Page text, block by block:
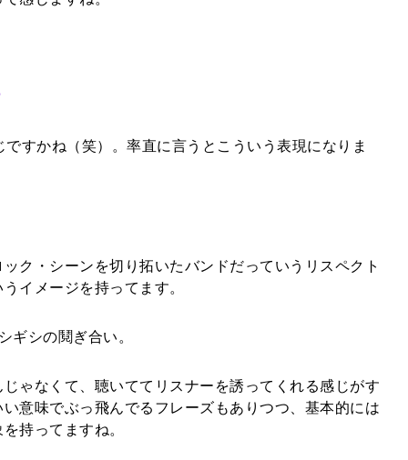
すかね（笑）。率直に言うとこういう表現になりま
ク・シーンを切り拓いたバンドだっていうリスペクト
イメージを持ってます。
シの鬩ぎ合い。
ゃなくて、聴いててリスナーを誘ってくれる感じがす
意味でぶっ飛んでるフレーズもありつつ、基本的には
持ってますね。